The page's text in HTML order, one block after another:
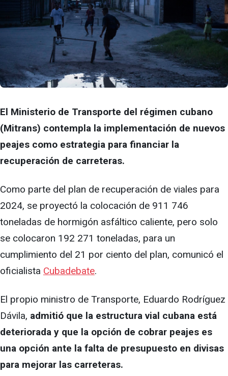
El Ministerio de Transporte del régimen cubano
(Mitrans) contempla la implementación de nuevos
peajes como estrategia para financiar la
recuperación de carreteras.
Como parte del plan de recuperación de viales para
2024, se proyectó la colocación de 911 746
toneladas de hormigón asfáltico caliente, pero solo
se colocaron 192 271 toneladas, para un
cumplimiento del 21 por ciento del plan, comunicó el
oficialista Cubadebate.
El propio ministro de Transporte, Eduardo Rodríguez
Dávila, admitió que la estructura vial cubana está
deteriorada y que la opción de cobrar peajes es
una opción ante la falta de presupuesto en divisas
para mejorar las carreteras.